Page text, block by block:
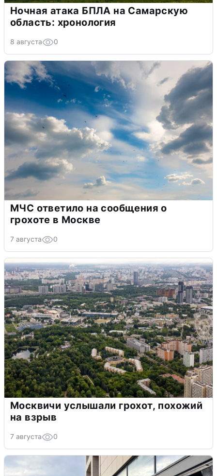
Ночная атака БПЛА на Самарскую
область: хронология
8 августа 0
МЧС ответило на сообщения о
грохоте в Москве
7 августа 0
Москвичи услышали грохот, похожий
на взрыв
7 августа 0